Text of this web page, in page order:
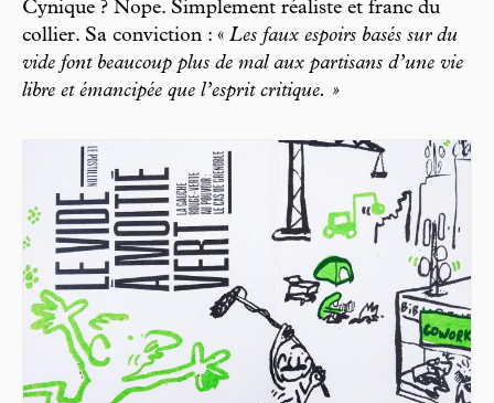
Cynique ? Nope. Simplement réaliste et franc du
collier. Sa conviction : « Les faux espoirs basés sur du
vide font beaucoup plus de mal aux partisans d’une vie
libre et émancipée que l’esprit critique. »